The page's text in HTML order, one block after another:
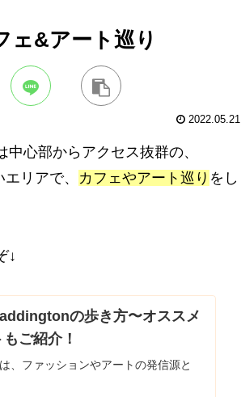
ェ&アート巡り
2022.05.21
心部からアクセス抜群の、
リアで、 カフェやアート巡り をし
↓
の歩き方〜オススメ
ご紹介！
、ファッションやアートの発信源と